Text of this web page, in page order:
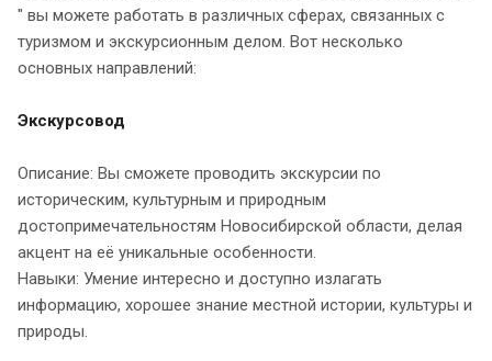
" вы можете работать в различных сферах, связанных с
туризмом и экскурсионным делом. Вот несколько
основных направлений:
Экскурсовод
Описание: Вы сможете проводить экскурсии по
историческим, культурным и природным
достопримечательностям Новосибирской области, делая
акцент на её уникальные особенности.
Навыки: Умение интересно и доступно излагать
информацию, хорошее знание местной истории, культуры и
природы.